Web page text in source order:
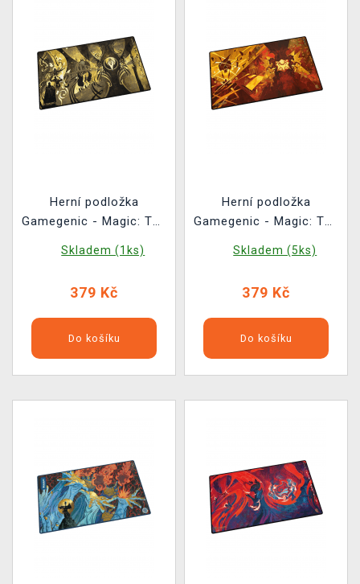
Herní podložka
Gamegenic - Magic: The
Strixhaven - Silverquill
Skladem (1ks)
379 Kč
Do košíku
Herní podložka
Gamegenic - Magic: The
Strixhaven - Lorehold
Skladem (5ks)
379 Kč
Do košíku